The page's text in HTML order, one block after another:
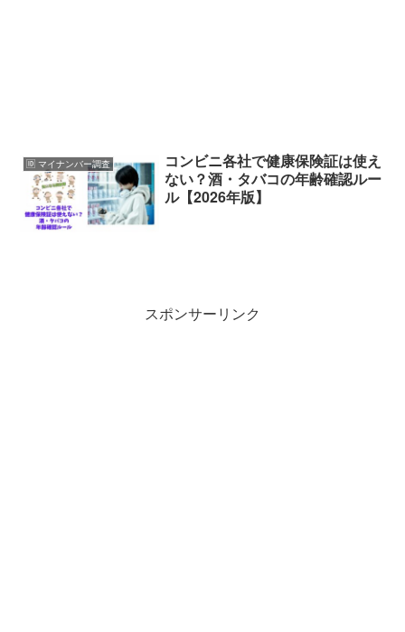
🆔 マイナンバー調査
コンビニ各社で健康保険証は使え
ない？酒・タバコの年齢確認ルー
ル【2026年版】
スポンサーリンク